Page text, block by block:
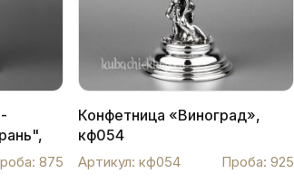
875
Конфетница «Виноград»,
кф054
Артикул: кф054 Проба: 925